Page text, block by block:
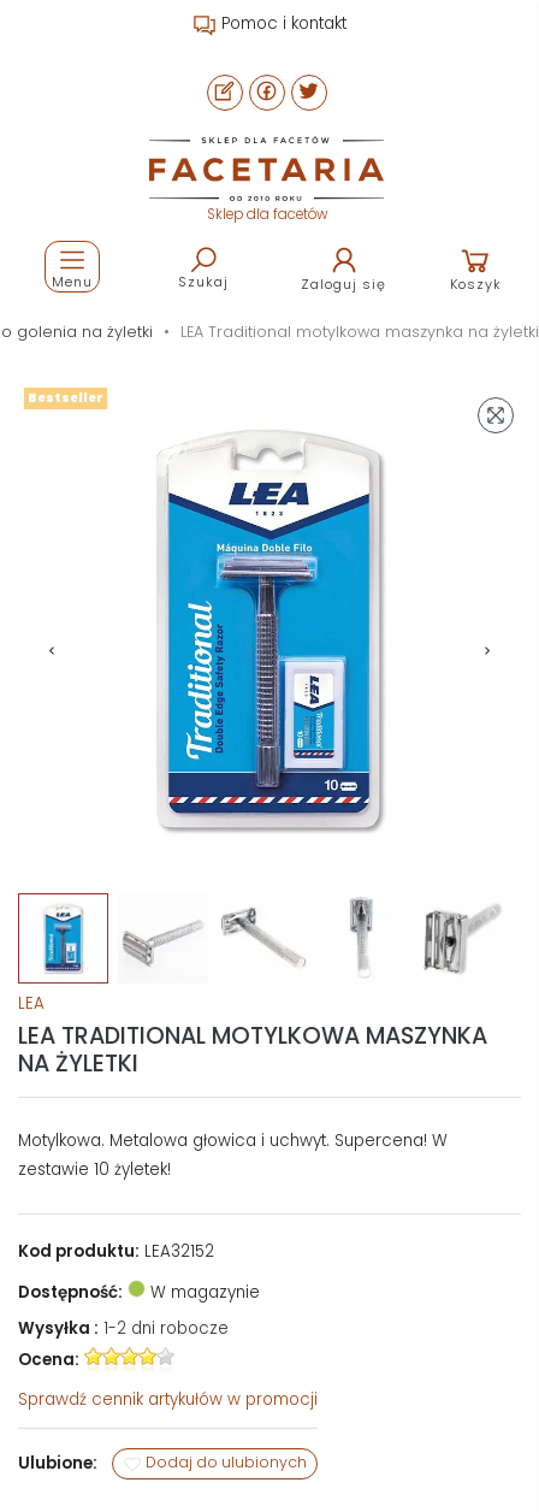
Pomoc i kontakt
Sklep dla facetów
Szukaj Zaloguj się Koszyk
Menu
golenia na żyletki LEA Traditional motylkowa maszynka na żyletki
Bestseller
LEA
LEA TRADITIONAL MOTYLKOWA MASZYNKA
NA ŻYLETKI
Motylkowa. Metalowa głowica i uchwyt. Supercena! W
zestawie 10 żyletek!
Kod produktu: LEA32152
Dostępność:
W magazynie
Wysyłka : 1-2 dni robocze
Ocena:
Sprawdź cennik artykułów w promocji
Ulubione: Dodaj do ulubionych